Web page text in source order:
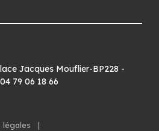
Jacques Mouflier-BP228 -
79 06 18 66
légales
|